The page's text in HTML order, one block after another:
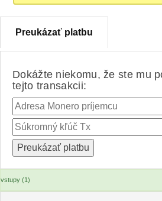
Preukázať platbu
Dokážte niekomu, že ste mu
tejto transakcii:
vstupy (1)